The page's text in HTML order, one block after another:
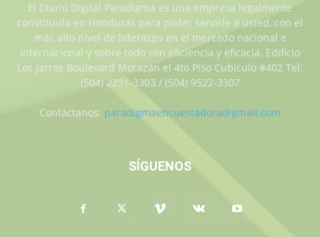
El Diario Digital Paradigma es una empresa legalmente
constituida en Honduras para poder servirle a usted, con el
más alto nivel de liderazgo en el mercado nacional e
internacional y sobre todo con eficiencia y eficacia. Edificio
Los Jarros Boulevard Morazan el 4to Piso Cubiculo #402 Tel:
(504) 2231-3303 / (504) 9522-3307
Contáctanos: paradigmaencuestadora@gmail.com
SÍGUENOS